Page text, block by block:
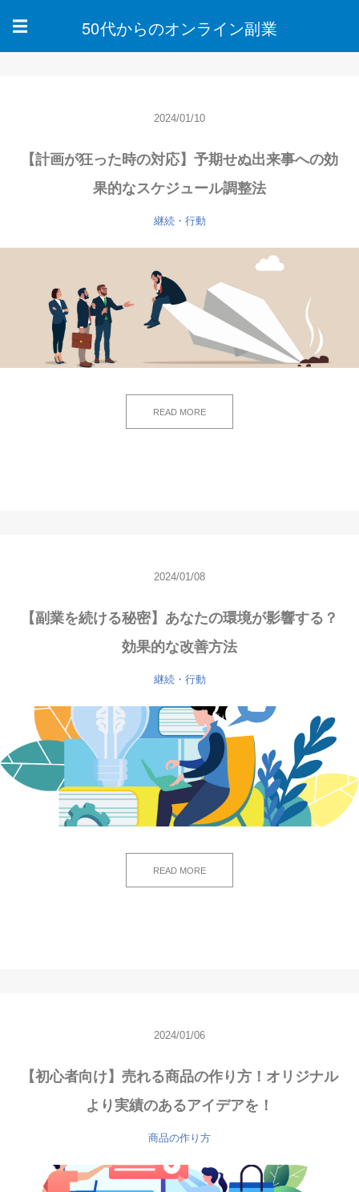
☰ 50代からのオンライン副業
2024/01/10
【計画が狂った時の対応】予期せぬ出来事への効
果的なスケジュール調整法
継続・行動
READ MORE
2024/01/08
【副業を続ける秘密】あなたの環境が影響する？
効果的な改善方法
継続・行動
READ MORE
2024/01/06
【初心者向け】売れる商品の作り方！オリジナル
より実績のあるアイデアを！
商品の作り方